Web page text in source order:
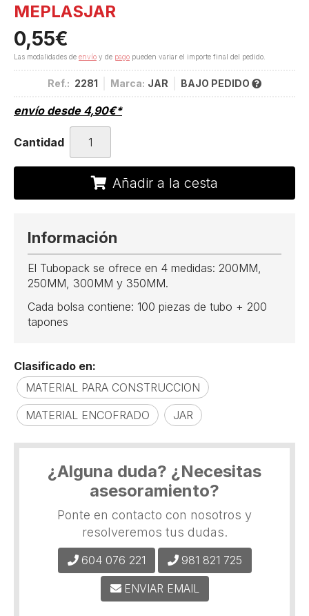
MEPLASJAR
0,55€
Las modalidades de envío y de pago pueden variar el importe final del pedido.
Ref.: 2281 Marca: JAR BAJO PEDIDO
envío desde 4,90€*
Cantidad
Añadir a la cesta
Información
El Tubopack se ofrece en 4 medidas: 200MM,
250MM, 300MM y 350MM.
Cada bolsa contiene: 100 piezas de tubo + 200
tapones
Clasificado en:
MATERIAL PARA CONSTRUCCION
MATERIAL ENCOFRADO
JAR
¿Alguna duda? ¿Necesitas
asesoramiento?
Ponte en contacto con nosotros y
resolveremos tus dudas.
604 076 221 981 821 725
ENVIAR EMAIL